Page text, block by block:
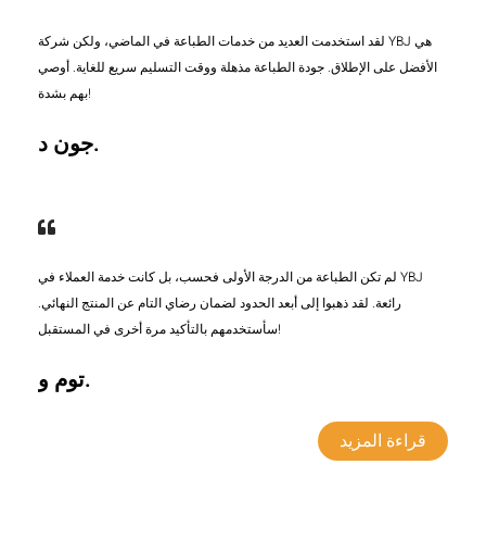
لقد استخدمت العديد من خدمات الطباعة في الماضي، ولكن شركة YBJ هي
الأفضل على الإطلاق. جودة الطباعة مذهلة ووقت التسليم سريع للغاية. أوصي
بهم بشدة!
جون د.
لم تكن الطباعة من الدرجة الأولى فحسب، بل كانت خدمة العملاء في YBJ
رائعة. لقد ذهبوا إلى أبعد الحدود لضمان رضاي التام عن المنتج النهائي.
سأستخدمهم بالتأكيد مرة أخرى في المستقبل!
توم و.
قراءة المزيد